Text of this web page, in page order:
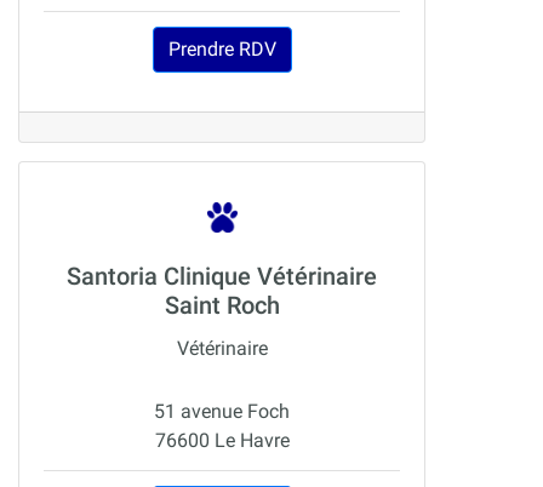
Prendre RDV
Santoria Clinique Vétérinaire
Saint Roch
Vétérinaire
51 avenue Foch
76600 Le Havre